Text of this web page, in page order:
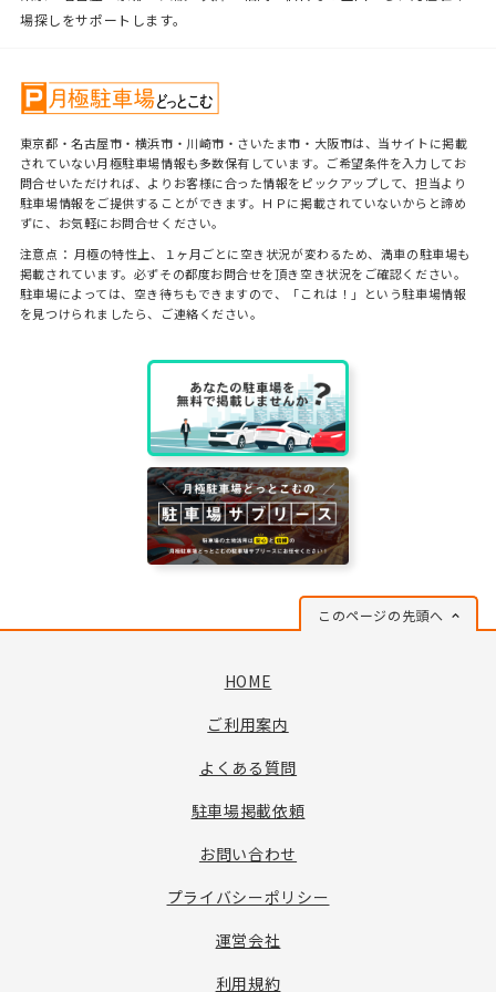
場探しをサポートします。
東京都・名古屋市・横浜市・川崎市・さいたま市・大阪市は、当サイトに掲載
されていない月極駐車場情報も多数保有しています。ご希望条件を入力してお
問合せいただければ、よりお客様に合った情報をピックアップして、担当より
駐車場情報をご提供することができます。ＨＰに掲載されていないからと諦め
ずに、お気軽にお問合せください。
注意点： 月極の特性上、１ヶ月ごとに空き状況が変わるため、満車の駐車場も
掲載されています。必ずその都度お問合せを頂き空き状況をご確認ください。
駐車場によっては、空き待ちもできますので、「これは！」という駐車場情報
を見つけられましたら、ご連絡ください。
このページの先頭へ
HOME
ご利用案内
よくある質問
駐車場掲載依頼
お問い合わせ
プライバシーポリシー
運営会社
利用規約